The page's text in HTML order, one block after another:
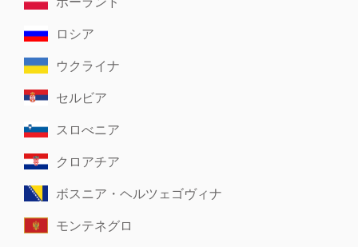
ロシア
ウクライナ
セルビア
スロべニア
クロアチア
ボスニア・ヘルツェゴヴィナ
モンテネグロ